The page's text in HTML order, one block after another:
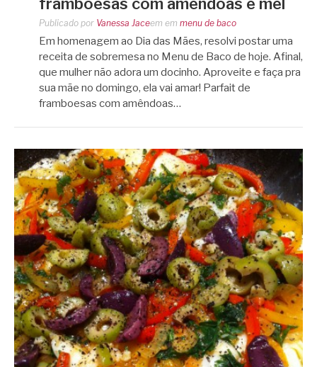
Publicado por Vanessa Jaceem em menu de baco
Em homenagem ao Dia das Mães, resolvi postar uma
receita de sobremesa no Menu de Baco de hoje. Afinal,
que mulher não adora um docinho. Aproveite e faça pra
sua mãe no domingo, ela vai amar! Parfait de
framboesas com amêndoas…